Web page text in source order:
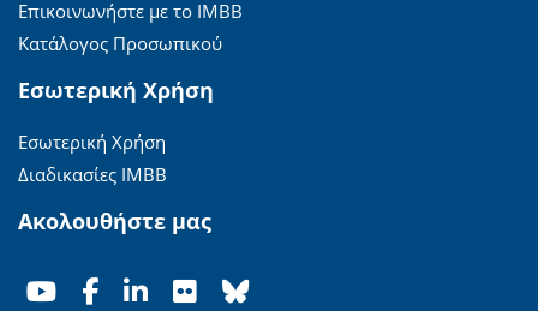
Επικοινωνήστε με το ΙΜΒΒ
Κατάλογος Προσωπικού
Εσωτερική Χρήση
Εσωτερική Χρήση
Διαδικασίες ΙΜΒΒ
Ακολουθήστε μας